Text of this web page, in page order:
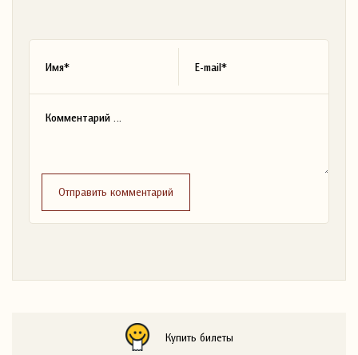
Отправить комментарий
Купить билеты